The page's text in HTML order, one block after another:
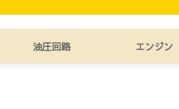
油圧回路 エンジン